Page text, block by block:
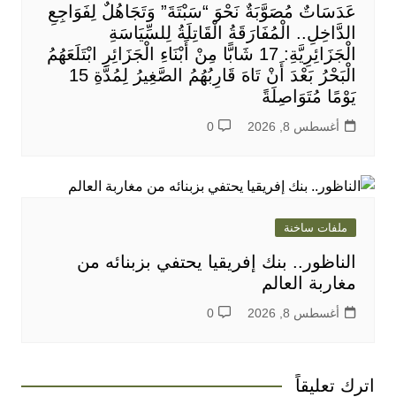
عَدَسَاتٌ مُصَوَّبَةٌ نَحْوَ “سَبْتَةَ” وَتَجَاهُلٌ لِفَوَاجِعِ
الدَّاخِلِ.. الْمُفَارَقَةُ الْقَاتِلَةُ لِلسِّيَاسَةِ
الْجَزَائِرِيَّةِ: 17 شَابًّا مِنْ أَبْنَاءِ الْجَزَائِرِ ابْتَلَعَهُمُ
الْبَحْرُ بَعْدَ أَنْ تَاهَ قَارِبُهُمُ الصَّغِيرُ لِمُدَّةِ 15
يَوْمًا مُتَوَاصِلَةً
أغسطس 8, 2026 0
ملفات ساخنة
الناظور.. بنك إفريقيا يحتفي بزبنائه من
مغاربة العالم
أغسطس 8, 2026 0
اترك تعليقاً